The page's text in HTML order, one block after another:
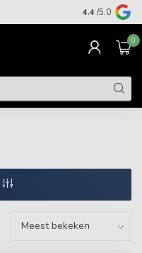
Gratis
4.4 /5.0
0